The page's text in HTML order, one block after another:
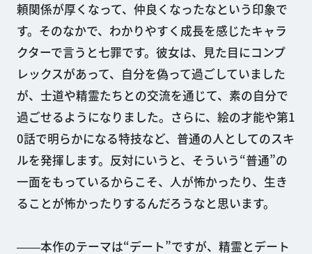
頼関係が厚くなって、仲良くなったなという印象で
す。そのなかで、わかりやすく成長を感じたキャラ
クターで言うと七罪です。彼女は、見た目にコンプ
レックスがあって、自分を偽って過ごしていました
が、士道や精霊たちとの交流を通じて、素の自分で
過ごせるようになりました。さらに、絵の才能や第1
0話で明らかになる特技など、普通の人としてのスキ
ルを発揮します。反対にいうと、そういう“普通”の
一面をもっているからこそ、人が怖かったり、生き
ることが怖かったりするんだろうなと思います。
――本作のテーマは“デート”ですが、精霊とデート